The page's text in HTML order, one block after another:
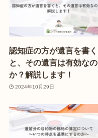
認知症の方が遺言を書く
と、その遺言は有効なの
か？解説します！
2024年10月29日